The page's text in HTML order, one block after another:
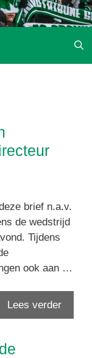
brief n.a.v.
de wedstrijd
Tijdens
ook aan …
Lees verder